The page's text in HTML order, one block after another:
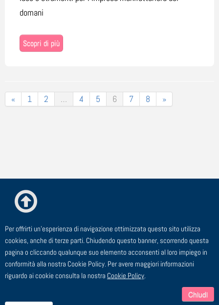
domani
Scopri di più
« 1 2 … 4 5 6 7 8 »
© ESTE Srl - Via Cagliero, 23 - 20125 Milano
TEL: 02 91 43 44 00 - FAX: 02 91 43 44 24 - EMAIL:
segreteria@este.it - P.I. 00729910158
Per offrirti un'esperienza di navigazione ottimizzata questo sito utilizza
cookies, anche di terze parti. Chiudendo questo banner, scorrendo questa
pagina o cliccando qualunque suo elemento acconsenti al loro impiego in
conformità alla nostra Cookie Policy. Per avere maggiori informazioni
riguardo ai cookie consulta la nostra Cookie Policy.
Chiudi